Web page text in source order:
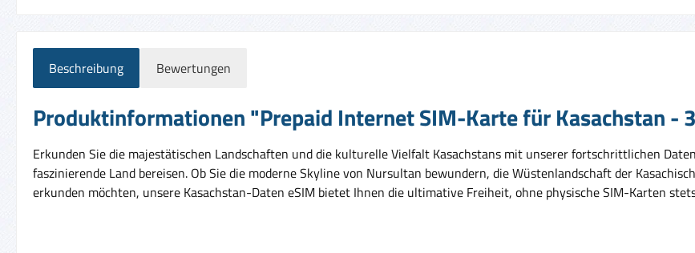
Beschreibung Bewertungen
Produktinformationen "Prepaid Internet SIM-Karte für Kasachstan -
Erkunden Sie die majestätischen Landschaften und die kulturelle Vielfalt Kasachstans mit unserer fortschrittlichen
faszinierende Land bereisen. Ob Sie die moderne Skyline von Nursultan bewundern, die Wüstenlandschaft der
erkunden möchten, unsere Kasachstan-Daten eSIM bietet Ihnen die ultimative Freiheit, ohne physische SIM-Karten